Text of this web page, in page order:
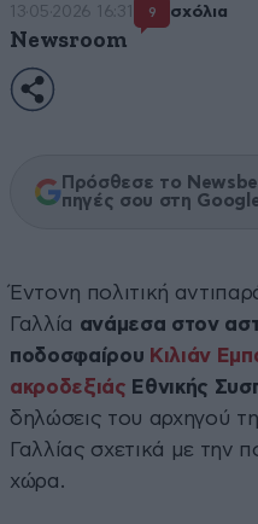
13·05·2026 16:31 9 σχόλια
Newsroom
Πρόσθεσε το
πηγές σου στη
Έντονη πολιτική
Γαλλία ανάμεσα στον
ποδοσφαίρου Κιλιάν
ακροδεξιάς Εθνικής
δηλώσεις του αρχηγού
Γαλλίας σχετικά με την
χώρα.